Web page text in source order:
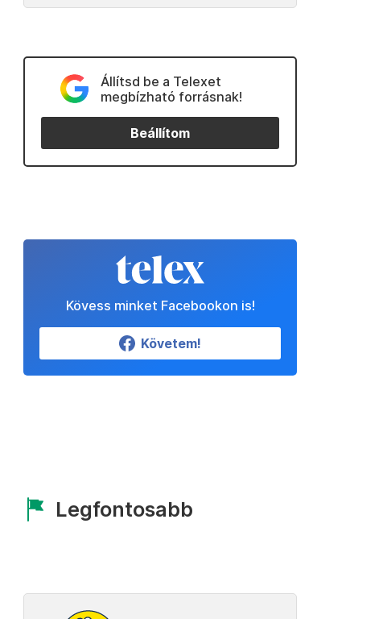
Állítsd be a Telexet
megbízható forrásnak!
Beállítom
Kövess minket Facebookon is!
Követem!
Legfontosabb